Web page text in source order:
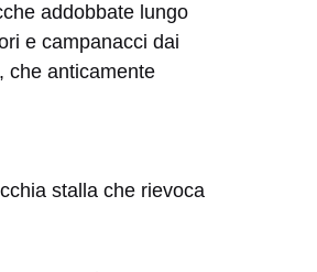
addobbate lungo
e campanacci dai
che anticamente
stalla che rievoca